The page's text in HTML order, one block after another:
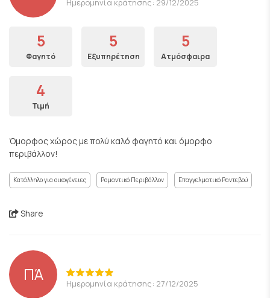
Ημερομηνία κράτησης: 29/12/2025
5
Φαγητό
5
Εξυπηρέτηση
5
Ατμόσφαιρα
4
Τιμή
Όμορφος χώρος με πολύ καλό φαγητό και όμορφο
περιβάλλον!
Κατάλληλο για οικογένειες Ρομαντικό Περιβάλλον Επαγγελματικό Ραντεβού
Share
ΠΆ Ημερομηνία κράτησης: 27/12/2025